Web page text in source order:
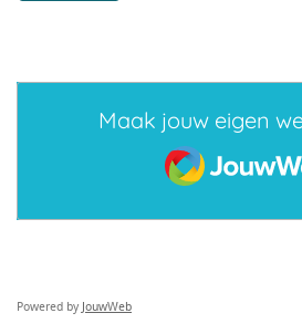
Maak jouw eigen
JouwWeb
Powered by JouwWeb